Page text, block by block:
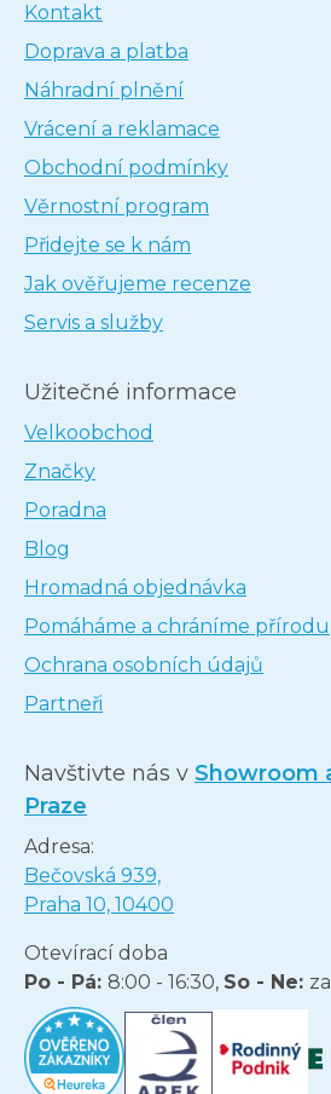
Kontakt
Doprava a platba
Náhradní plnění
Vrácení a reklamace
Obchodní podmínky
Věrnostní program
Přidejte se k nám
Jak ověřujeme recenze
Servis a služby
Užitečné informace
Velkoobchod
Značky
Poradna
Blog
Hromadná objednávka
Pomáháme a chráníme přírodu
Ochrana osobních údajů
Partneři
Navštivte nás v Showroom
Praze
Adresa:
Bečovská 939,
Praha 10, 10400
Otevírací doba
Po - Pá: 8:00 - 16:30, So - Ne: